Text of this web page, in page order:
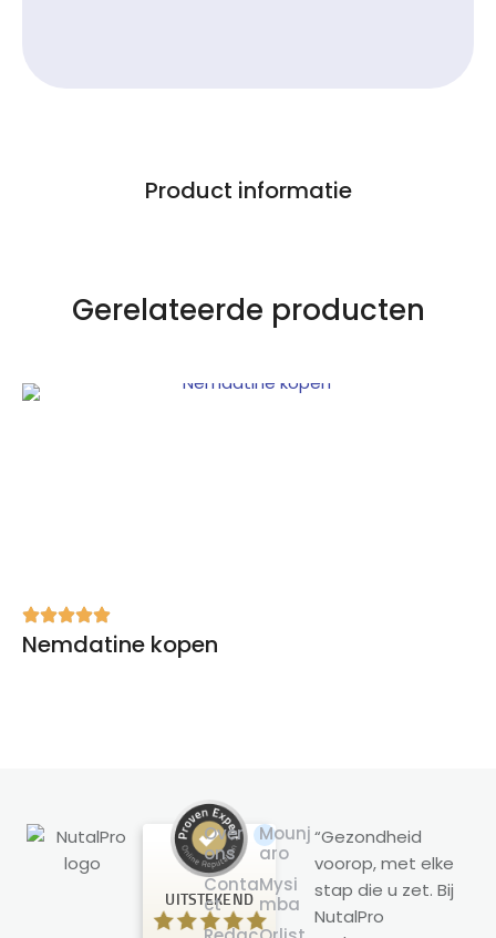
Product informatie
Gerelateerde producten
Nemdatine kopen
UITSTEKEND
Klantbeoordelingen en ervaringen
voor
NutalPro
Over
ons
Conta
ct
Mounj
aro
Mysi
mba
“Gezondheid
voorop, met elke
stap die u zet. Bij
NutalPro